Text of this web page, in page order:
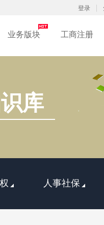
登录
业务版块 工商注册
库
人事社保